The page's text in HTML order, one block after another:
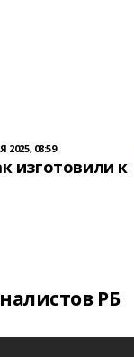
2025, 08:59
изготовили к
РБ